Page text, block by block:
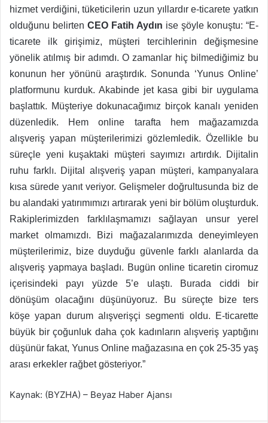
hizmet verdiğini, tüketicilerin uzun yıllardır e-ticarete yatkın
olduğunu belirten CEO Fatih Aydın ise şöyle konuştu: “E-
ticarete ilk girişimiz, müşteri tercihlerinin değişmesine
yönelik atılmış bir adımdı. O zamanlar hiç bilmediğimiz bu
konunun her yönünü araştırdık. Sonunda ‘Yunus Online’
platformunu kurduk. Akabinde jet kasa gibi bir uygulama
başlattık. Müşteriye dokunacağımız birçok kanalı yeniden
düzenledik. Hem online tarafta hem mağazamızda
alışveriş yapan müşterilerimizi gözlemledik. Özellikle bu
süreçle yeni kuşaktaki müşteri sayımızı artırdık. Dijitalin
ruhu farklı. Dijital alışveriş yapan müşteri, kampanyalara
kısa sürede yanıt veriyor. Gelişmeler doğrultusunda biz de
bu alandaki yatırımımızı artırarak yeni bir bölüm oluşturduk.
Rakiplerimizden farklılaşmamızı sağlayan unsur yerel
market olmamızdı. Bizi mağazalarımızda deneyimleyen
müşterilerimiz, bize duyduğu güvenle farklı alanlarda da
alışveriş yapmaya başladı. Bugün online ticaretin ciromuz
içerisindeki payı yüzde 5’e ulaştı. Burada ciddi bir
dönüşüm olacağını düşünüyoruz. Bu süreçte bize ters
köşe yapan durum alışverişçi segmenti oldu. E-ticarette
büyük bir çoğunluk daha çok kadınların alışveriş yaptığını
düşünür fakat, Yunus Online mağazasına en çok 25-35 yaş
arası erkekler rağbet gösteriyor.”
Kaynak: (BYZHA) – Beyaz Haber Ajansı